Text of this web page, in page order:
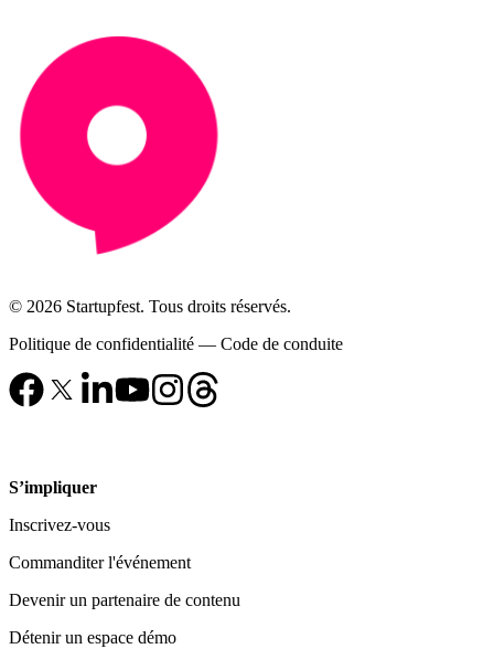
© 2026 Startupfest. Tous droits réservés.
Politique de confidentialité — Code de conduite
S’impliquer
Inscrivez-vous
Commanditer l'événement
Devenir un partenaire de contenu
Détenir un espace démo